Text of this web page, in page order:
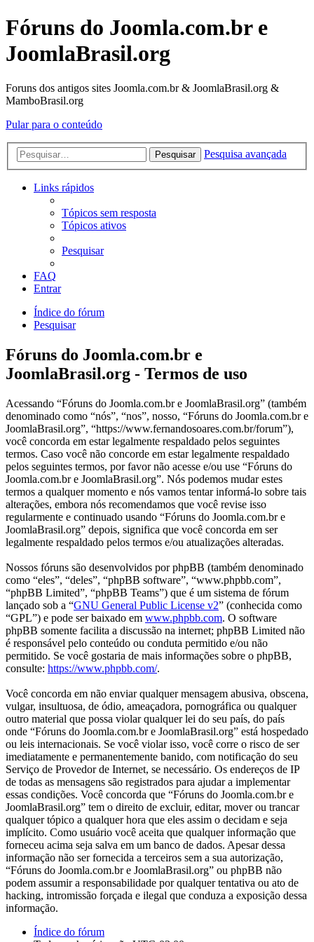
Fóruns do Joomla.com.br e
JoomlaBrasil.org
Foruns dos antigos sites Joomla.com.br & JoomlaBrasil.org &
MamboBrasil.org
Pular para o conteúdo
Pesquisar Pesquisa avançada
Links rápidos
Tópicos sem resposta
Tópicos ativos
Pesquisar
FAQ
Entrar
Índice do fórum
Pesquisar
Fóruns do Joomla.com.br e
JoomlaBrasil.org - Termos de uso
Acessando “Fóruns do Joomla.com.br e JoomlaBrasil.org” (também
denominado como “nós”, “nos”, nosso, “Fóruns do Joomla.com.br e
JoomlaBrasil.org”, “https://www.fernandosoares.com.br/forum”),
você concorda em estar legalmente respaldado pelos seguintes
termos. Caso você não concorde em estar legalmente respaldado
pelos seguintes termos, por favor não acesse e/ou use “Fóruns do
Joomla.com.br e JoomlaBrasil.org”. Nós podemos mudar estes
termos a qualquer momento e nós vamos tentar informá-lo sobre tais
alterações, embora nós recomendamos que você revise isso
regularmente e continuado usando “Fóruns do Joomla.com.br e
JoomlaBrasil.org” depois, significa que você concorda em ser
legalmente respaldado pelos termos e/ou atualizações alteradas.
Nossos fóruns são desenvolvidos por phpBB (também denominado
como “eles”, “deles”, “phpBB software”, “www.phpbb.com”,
“phpBB Limited”, “phpBB Teams”) que é um sistema de fórum
lançado sob a “GNU General Public License v2” (conhecida como
“GPL”) e pode ser baixado em www.phpbb.com. O software
phpBB somente facilita a discussão na internet; phpBB Limited não
é responsável pelo conteúdo ou conduta permitido e/ou não
permitido. Se você gostaria de mais informações sobre o phpBB,
consulte: https://www.phpbb.com/.
Você concorda em não enviar qualquer mensagem abusiva, obscena,
vulgar, insultuosa, de ódio, ameaçadora, pornográfica ou qualquer
outro material que possa violar qualquer lei do seu país, do país
onde “Fóruns do Joomla.com.br e JoomlaBrasil.org” está hospedado
ou leis internacionais. Se você violar isso, você corre o risco de ser
imediatamente e permanentemente banido, com notificação do seu
Serviço de Provedor de Internet, se necessário. Os endereços de IP
de todas as mensagens são registrados para ajudar a implementar
essas condições. Você concorda que “Fóruns do Joomla.com.br e
JoomlaBrasil.org” tem o direito de excluir, editar, mover ou trancar
qualquer tópico a qualquer hora que eles assim o decidam e seja
implícito. Como usuário você aceita que qualquer informação que
forneceu acima seja salva em um banco de dados. Apesar dessa
informação não ser fornecida a terceiros sem a sua autorização,
“Fóruns do Joomla.com.br e JoomlaBrasil.org” ou phpBB não
podem assumir a responsabilidade por qualquer tentativa ou ato de
hacking, intromissão forçada e ilegal que conduza a exposição dessa
informação.
Índice do fórum